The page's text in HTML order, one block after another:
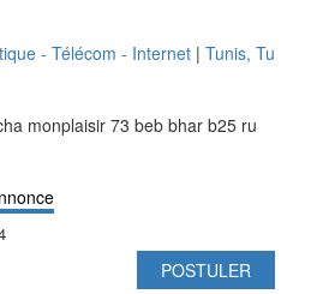
- Télécom - Internet | Tunis, Tu
monplaisir 73 beb bhar b25 ru
POSTULER